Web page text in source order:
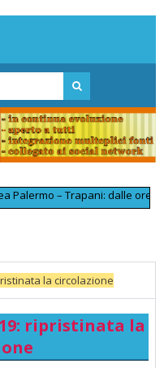
– Trapani: dalle ore 08:40
la circolazione
ripristinata la